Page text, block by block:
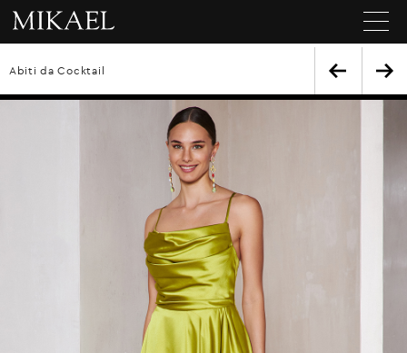
Abiti da Cocktail